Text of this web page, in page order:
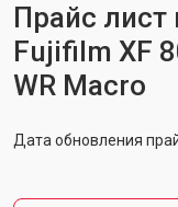
Прайс лист
Fujifilm XF
WR Macro
Дата обновления